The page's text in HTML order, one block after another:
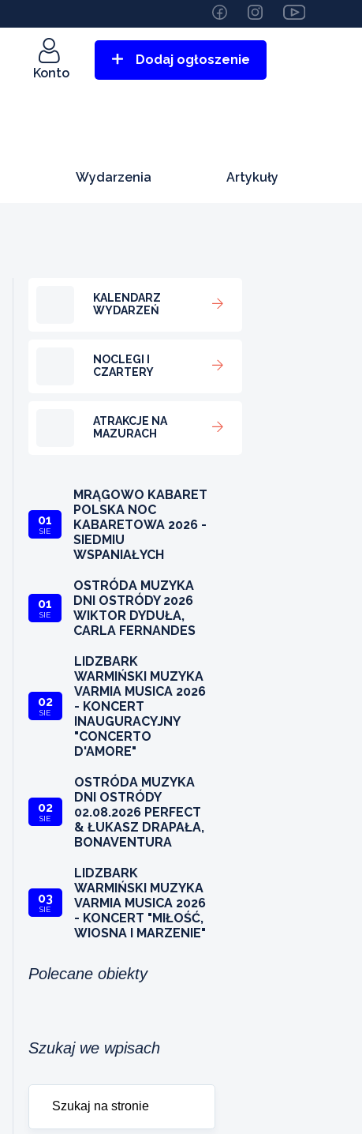
Konto
Dodaj ogłoszenie
Wydarzenia Artykuły
KALENDARZ
WYDARZEŃ
NOCLEGI I
CZARTERY
ATRAKCJE NA
MAZURACH
01
SIE
MRĄGOWO KABARET
POLSKA NOC
KABARETOWA 2026 -
SIEDMIU
WSPANIAŁYCH
01
SIE
OSTRÓDA MUZYKA
DNI OSTRÓDY 2026
WIKTOR DYDUŁA,
CARLA FERNANDES
02
SIE
LIDZBARK
WARMIŃSKI MUZYKA
VARMIA MUSICA 2026
- KONCERT
INAUGURACYJNY
"CONCERTO
D'AMORE"
02
SIE
OSTRÓDA MUZYKA
DNI OSTRÓDY
02.08.2026 PERFECT
& ŁUKASZ DRAPAŁA,
BONAVENTURA
03
SIE
LIDZBARK
WARMIŃSKI MUZYKA
VARMIA MUSICA 2026
- KONCERT "MIŁOŚĆ,
WIOSNA I MARZENIE"
Polecane obiekty
Szukaj we wpisach